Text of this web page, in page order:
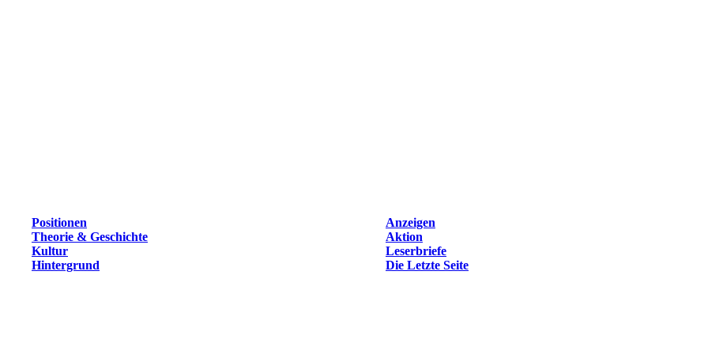
Positionen
Anzeigen
Theorie & Geschichte
Aktion
Kultur
Leserbriefe
Hintergrund Die Letzte Seite